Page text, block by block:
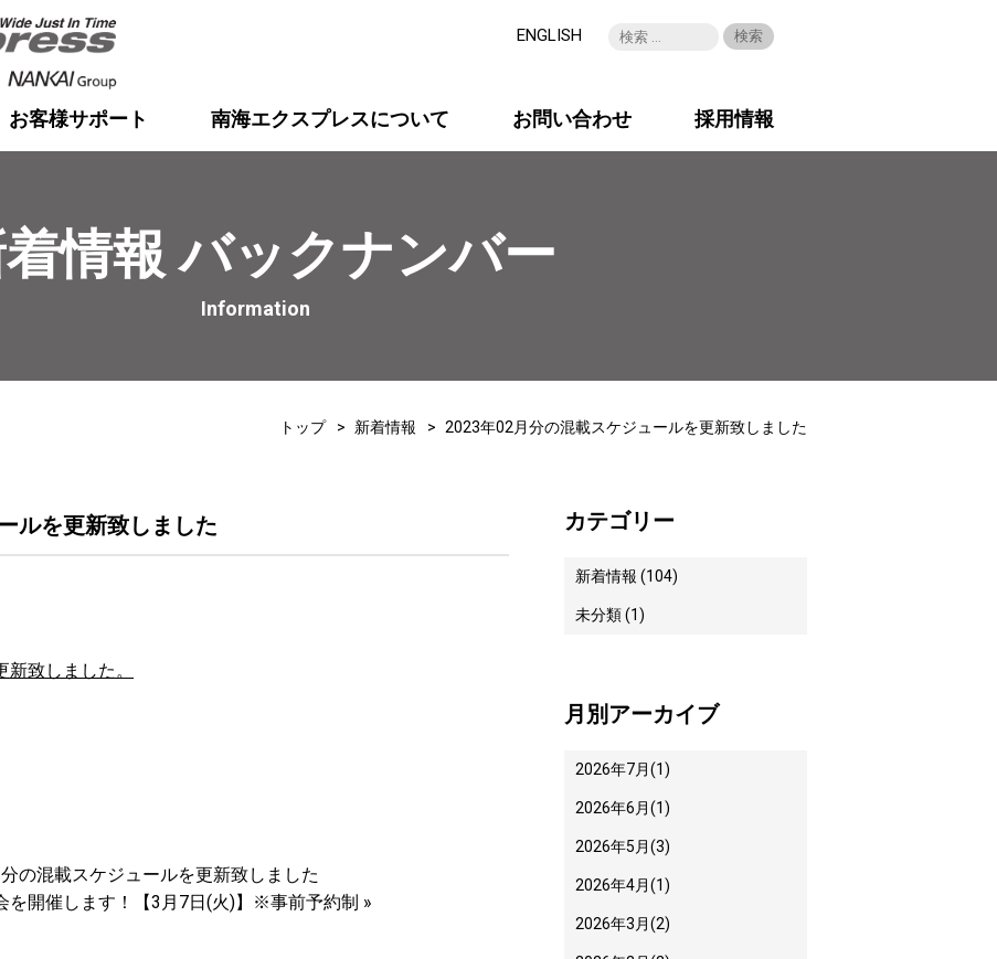
ENGLISH
お客様サポート 南海エクスプレスについて お問い合わせ 採用情報
情報 バックナンバー
Information
トップ 新着情報 2023年02月分の混載スケジュールを更新致しました
ルを更新致しました
致しました。
の混載スケジュールを更新致しました
を開催します！【3月7日(火)】※事前予約制 »
カテゴリー
新着情報 (104)
未分類 (1)
月別アーカイブ
2026年7月(1)
2026年6月(1)
2026年5月(3)
2026年4月(1)
2026年3月(2)